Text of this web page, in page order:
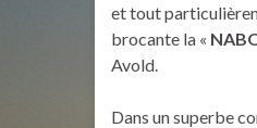
et tout
brocante la «
Avold.
Dans un superbe